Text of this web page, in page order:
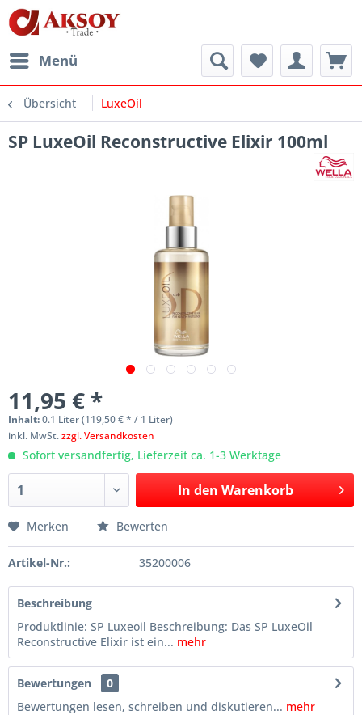
Menü
Übersicht LuxeOil
SP LuxeOil Reconstructive Elixir 100ml
11,95 € *
Inhalt:0.1 Liter (119,50 € * / 1 Liter)
inkl. MwSt.zzgl. Versandkosten
Sofort versandfertig, Lieferzeit ca. 1-3 Werktage
In den Warenkorb
Merken Bewerten
Artikel-Nr.: 35200006
Beschreibung
Produktlinie: SP Luxeoil Beschreibung: Das SP LuxeOil
Reconstructive Elixir ist ein... mehr
Bewertungen
0
Bewertungen lesen, schreiben und diskutieren... mehr